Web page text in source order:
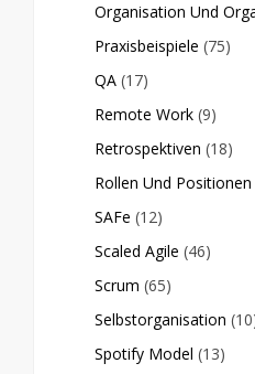
Organisation Und
Praxisbeispiele (75)
QA (17)
Remote Work (9)
Retrospektiven (18)
Rollen Und Positionen
SAFe (12)
Scaled Agile (46)
Scrum (65)
Selbstorganisation
Spotify Model (13)